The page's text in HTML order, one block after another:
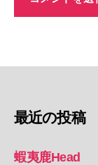
最近の投稿
蝦夷鹿Head